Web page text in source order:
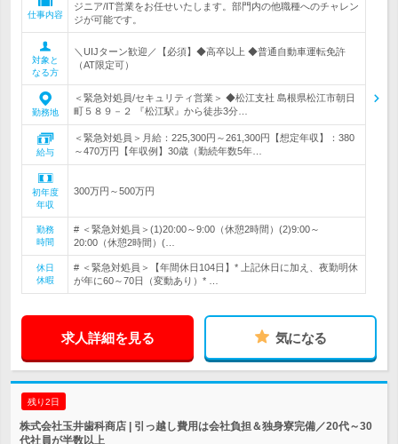
仕事内容
ジニア/IT営業をお任せいたします。部門内の他職種へのチャレン
ジが可能です。
対象と
なる方
＼UIJターン歓迎／【必須】◆高卒以上 ◆普通自動車運転免許
（AT限定可）
勤務地
＜緊急対処員/セキュリティ営業＞ ◆松江支社 島根県松江市朝日
町５８９－２ 『松江駅』から徒歩3分…
給与
＜緊急対処員＞月給：225,300円～261,300円【想定年収】：380
～470万円【年収例】30歳（勤続年数5年…
初年度
年収
300万円～500万円
勤務
時間
# ＜緊急対処員＞(1)20:00～9:00（休憩2時間）(2)9:00～
20:00（休憩2時間）(…
休日
休暇
# ＜緊急対処員＞【年間休日104日】* 上記休日に加え、夜勤明休
が年に60～70日（変動あり）* …
求人詳細を見る 気になる
残り2日
株式会社玉井歯科商店 | 引っ越し費用は会社負担＆独身寮完備／20代～30
代社員が半数以上